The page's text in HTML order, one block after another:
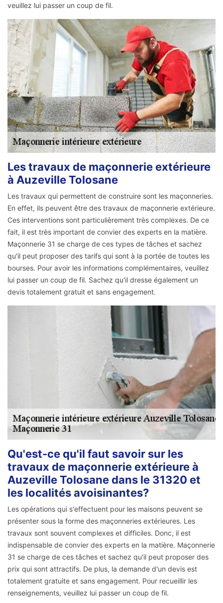
veuillez lui passer un coup de fil.
Les travaux de maçonnerie extérieure
à Auzeville Tolosane
Les travaux qui permettent de construire sont les maçonneries.
En effet, ils peuvent être des travaux de maçonnerie extérieure.
Ces interventions sont particulièrement très complexes. De ce
fait, il est très important de convier des experts en la matière.
Maçonnerie 31 se charge de ces types de tâches et sachez
qu'il peut proposer des tarifs qui sont à la portée de toutes les
bourses. Pour avoir les informations complémentaires, veuillez
lui passer un coup de fil. Sachez qu'il dresse également un
devis totalement gratuit et sans engagement.
Qu'est-ce qu'il faut savoir sur les
travaux de maçonnerie extérieure à
Auzeville Tolosane dans le 31320 et
les localités avoisinantes?
Les opérations qui s'effectuent pour les maisons peuvent se
présenter sous la forme des maçonneries extérieures. Les
travaux sont souvent complexes et difficiles. Donc, il est
indispensable de convier des experts en la matière. Maçonnerie
31 se charge de ces tâches et sachez qu'il peut proposer des
prix qui sont attractifs. De plus, la demande d'un devis est
totalement gratuite et sans engagement. Pour recueillir les
renseignements, veuillez lui passer un coup de fil.